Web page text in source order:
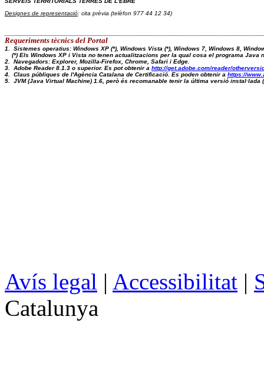
Designes de representació: cita prèvia (telèfon 977 44 12 34)
Requeriments tècnics del Portal
1.  Sistemes operatius: Windows XP (*), Windows Vista (*), Windows 7, Windows 8,
(*) Els Windows XP i Vista no tenen actualitzacions per la qual cosa el programa Java
2.  Navegadors: Explorer, Mozilla-Firefox, Chrome, Safari i Edge.
3.  Adobe Reader 8.1.3 o superior. Es pot obtenir a http://get.adobe.com/reader/
4.  Claus públiques de l'Agència Catalana de Certificació. Es poden obtenir a https://
5.  JVM (Java Virtual Machine) 1.6, però és recomanable tenir la última versió
Avís legal | Accessibilitat |
Catalunya